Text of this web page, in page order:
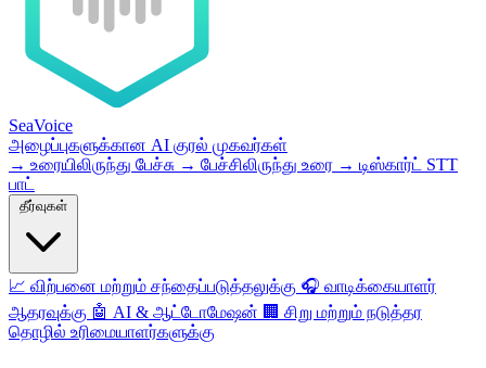
SeaVoice
அழைப்புகளுக்கான AI குரல் முகவர்கள்
→ உரையிலிருந்து பேச்சு → பேச்சிலிருந்து உரை → டிஸ்கார்ட் STT
பாட்
📈 விற்பனை மற்றும் சந்தைப்படுத்தலுக்கு 🎧 வாடிக்கையாளர்
ஆதரவுக்கு 🤖 AI & ஆட்டோமேஷன் 🏢 சிறு மற்றும் நடுத்தர
தொழில் உரிமையாளர்களுக்கு